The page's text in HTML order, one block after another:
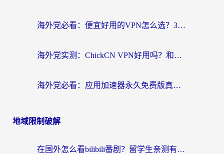
海外党必看：便宜好用的VPN怎么选？3步解决回国访问难题+Steam改区技巧
海外党实测：ChickCN VPN好用吗？和OurPlay VPN对比哪个回国效果更好？附避坑指南
海外党必看：应用加速器永久免费版真的靠谱吗？教你选对回国加速器无缝刷国内资源
地域限制破解
在国外怎么看bilibili番剧？留学生亲测有效的地域限制突破指南（附酷我酷狗音乐解决方法）